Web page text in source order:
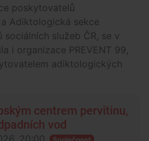
poskytovatelů
Adiktologická sekce
služeb ČR, se v
i organizace PREVENT 99,
adiktologických
centrem pervitinu,
vod
20:00